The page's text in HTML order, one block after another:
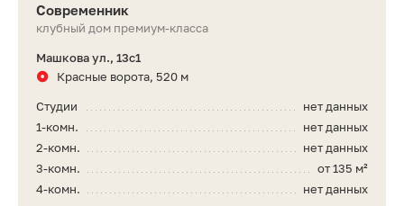
Современник
клубный дом премиум-класса
Машкова ул., 13с1
Красные ворота, 520 м
нет данных
Студии
нет данных
1-комн.
нет данных
2-комн.
от 135 м²
3-комн.
нет данных
4-комн.